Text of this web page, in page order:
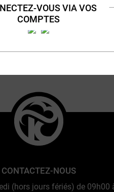
VOUS VIA VOS
COMPTES
&
CONTACTEZ-NOUS
(hors jours fériés) de 09h00